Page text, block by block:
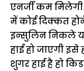
एनर्जी कम मिलेगी
में कोई दिक्कत
इन्सुलिन निकले
हाई हो जाएगी
शुगर हाई है हो